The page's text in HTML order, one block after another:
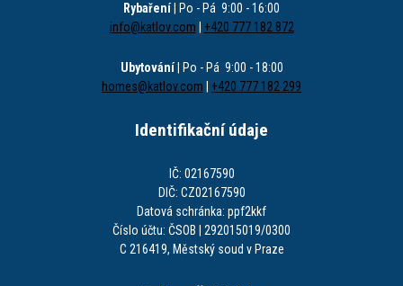
Rybaření| Po - Pá 9:00 - 16:00
info@katlov.com
+420 777 182 872
Ubytování| Po - Pá 9:00 - 18:00
homes@katlov.com
+420 777 182 299
Identifikační údaje
IČ: 02167590
DIČ: CZ02167590
Datová schránka: ppf2kkf
Číslo účtu: ČSOB | 292015019/0300
C 216419, Městský soud v Praze